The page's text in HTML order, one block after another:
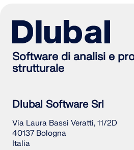
Software di analisi e
strutturale
Dlubal Software Srl
Via Laura Bassi Veratti, 11/2D
40137 Bologna
Italia